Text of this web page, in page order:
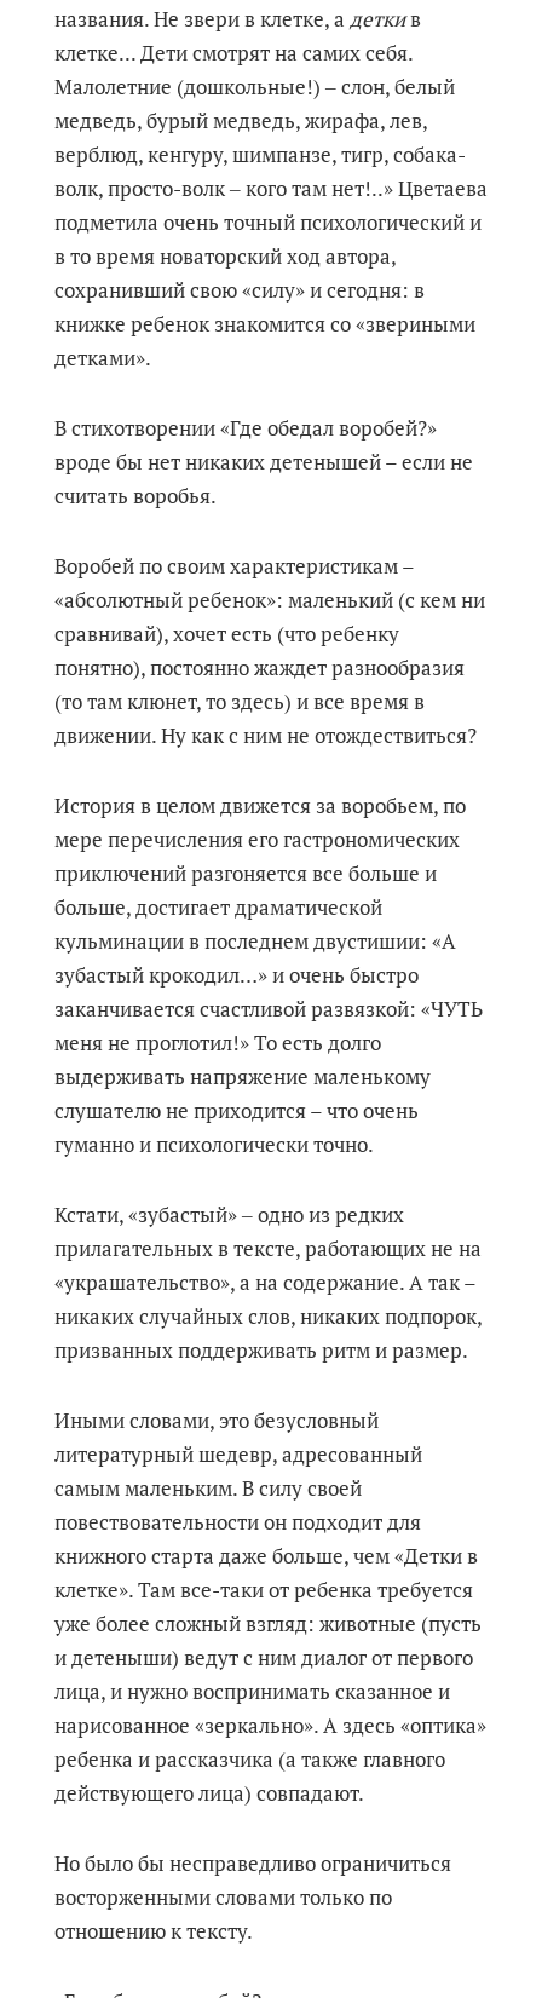
названия. Не звери в клетке, а деткив
клетке... Дети смотрят на самих себя.
Малолетние (дошкольные!) ‒ слон, белый
медведь, бурый медведь, жирафа, лев,
верблюд, кенгуру, шимпанзе, тигр, собака-
волк, просто-волк ‒ кого там нет!..» Цветаева
подметила очень точный психологический и
в то время новаторский ход автора,
сохранивший свою «силу» и сегодня: в
книжке ребенок знакомится со «звериными
детками».
В стихотворении «Где обедал воробей?»
вроде бы нет никаких детенышей – если не
считать воробья.
Воробей по своим характеристикам –
«абсолютный ребенок»: маленький (с кем ни
сравнивай), хочет есть (что ребенку
понятно), постоянно жаждет разнообразия
(то там клюнет, то здесь) и все время в
движении. Ну как с ним не отождествиться?
История в целом движется за воробьем, по
мере перечисления его гастрономических
приключений разгоняется все больше и
больше, достигает драматической
кульминации в последнем двустишии: «А
зубастый крокодил…» и очень быстро
заканчивается счастливой развязкой: «ЧУТЬ
меня не проглотил!» То есть долго
выдерживать напряжение маленькому
слушателю не приходится – что очень
гуманно и психологически точно.
Кстати, «зубастый» ‒ одно из редких
прилагательных в тексте, работающих не на
«украшательство», а на содержание. А так –
никаких случайных слов, никаких подпорок,
призванных поддерживать ритм и размер.
Иными словами, это безусловный
литературный шедевр, адресованный
самым маленьким. В силу своей
повествовательности он подходит для
книжного старта даже больше, чем «Детки в
клетке». Там все-таки от ребенка требуется
уже более сложный взгляд: животные (пусть
и детеныши) ведут с ним диалог от первого
лица, и нужно воспринимать сказанное и
нарисованное «зеркально». А здесь «оптика»
ребенка и рассказчика (а также главного
действующего лица) совпадают.
Но было бы несправедливо ограничиться
восторженными словами только по
отношению к тексту.